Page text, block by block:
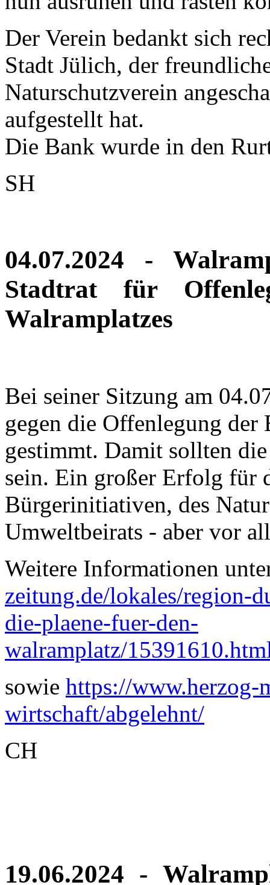
Der Verein bedankt sich
Stadt Jülich, der
Naturschutzverein
aufgestellt hat.
Die Bank wurde in den
SH
04.07.2024 -
Stadtrat für
Walramplatzes
Bei seiner Sitzung am
gegen die Offenlegung der
gestimmt. Damit sollten
sein. Ein großer Erfolg für
Bürgerinitiativen, des
Umweltbeirats - aber vor
Weitere Informationen
zeitung.de/lokales/region-
die-plaene-fuer-den-
walramplatz/
sowie https://www.herzog-
wirtschaft/abgelehnt/
CH
19.06.2024 -